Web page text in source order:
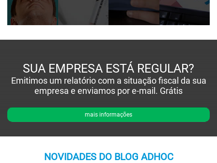
SUA EMPRESA ESTÁ REGULAR?
Emitimos um relatório com a situação fiscal da sua
empresa e enviamos por e-mail. Grátis
mais informações
NOVIDADES DO BLOG ADHOC